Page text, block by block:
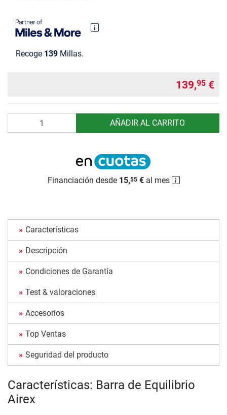
Recoge 139 Millas.
139,95 €
AÑADIR AL CARRITO
Financiación desde 15,55€al mes
Características
Descripción
Condiciones de Garantía
Test & valoraciones
Accesorios
Top Ventas
Seguridad del producto
Características: Barra de Equilibrio
Airex